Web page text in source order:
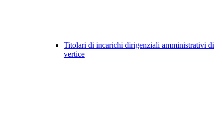
Titolari di incarichi dirigenziali amministrativi di
vertice